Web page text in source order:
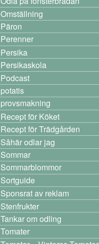
Omställning
Päron
Perenner
Persika
Persikaskola
Podcast
potatis
provsmakning
Recept för Köket
Recept för Trädgården
Såhär odlar jag
Sommar
Sommarblommor
Sortguide
Sponsrat av reklam
Stenfrukter
Tankar om odling
Tomater